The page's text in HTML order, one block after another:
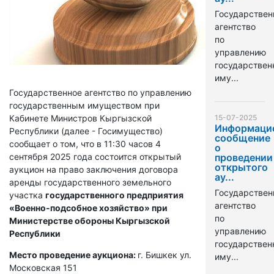
Государственное агентство по управлению
государственным имуществом при
Кабинете Министров Кыргызской
Республики (далее - Госимущество)
сообщает о том, что в 11:30 часов 4
сентября 2025 года состоится открытый
аукцион на право заключения договора
аренды государственного земельного
участка государственного предприятия
«Военно-подсобное хозяйство» при
Министерстве обороны Кыргызской
Республики
Место проведение аукциона: г. Бишкек ул.
Московская 151
агентство
по
управлению
иму...
15-07-2025
сообщение
о
проведении
открытого
ау...
агентство
по
управлению
иму...